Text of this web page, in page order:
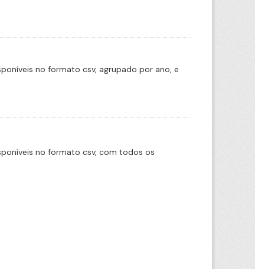
no formato csv, agrupado por ano, e
no formato csv, com todos os